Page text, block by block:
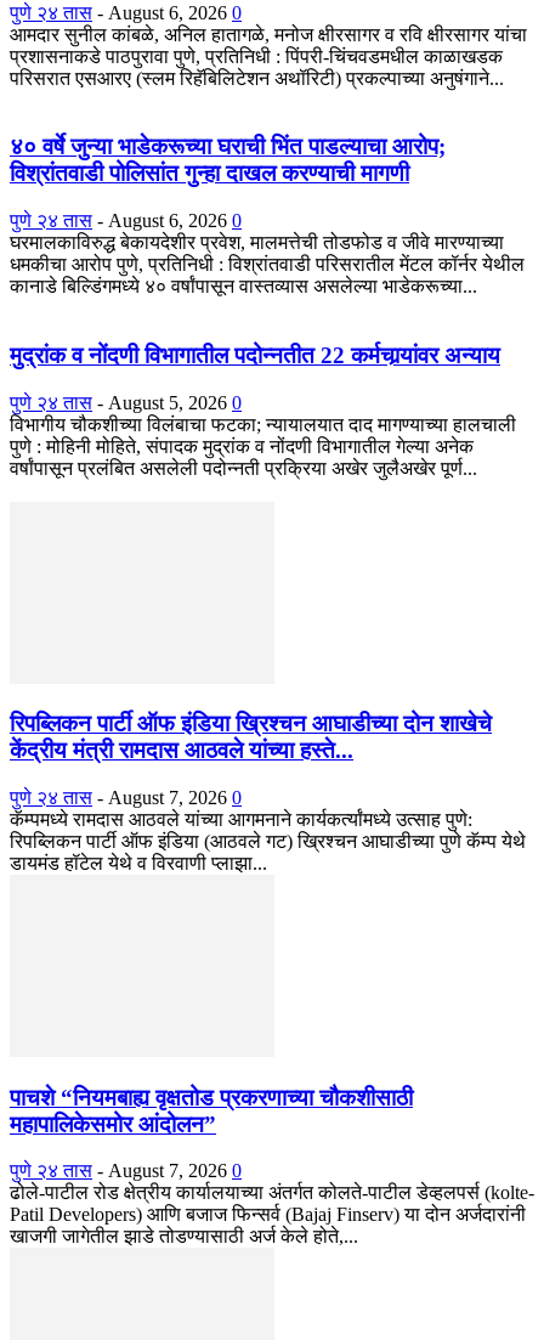
पुणे २४ तास - August 6, 2026 0
आमदार सुनील कांबळे, अनिल हातागळे, मनोज क्षीरसागर व रवि क्षीरसागर यांचा
प्रशासनाकडे पाठपुरावा पुणे, प्रतिनिधी : पिंपरी-चिंचवडमधील काळाखडक
परिसरात एसआरए (स्लम रिहॅबिलिटेशन अथॉरिटी) प्रकल्पाच्या अनुषंगाने...
४० वर्षे जुन्या भाडेकरूच्या घराची भिंत पाडल्याचा आरोप;
विश्रांतवाडी पोलिसांत गुन्हा दाखल करण्याची मागणी
पुणे २४ तास - August 6, 2026 0
घरमालकाविरुद्ध बेकायदेशीर प्रवेश, मालमत्तेची तोडफोड व जीवे मारण्याच्या
धमकीचा आरोप पुणे, प्रतिनिधी : विश्रांतवाडी परिसरातील मेंटल कॉर्नर येथील
कानाडे बिल्डिंगमध्ये ४० वर्षांपासून वास्तव्यास असलेल्या भाडेकरूच्या...
मुद्रांक व नोंदणी विभागातील पदोन्नतीत 22 कर्मचार्‍यांवर अन्याय
पुणे २४ तास - August 5, 2026 0
विभागीय चौकशीच्या विलंबाचा फटका; न्यायालयात दाद मागण्याच्या हालचाली
पुणे : मोहिनी मोहिते, संपादक मुद्रांक व नोंदणी विभागातील गेल्या अनेक
वर्षांपासून प्रलंबित असलेली पदोन्नती प्रक्रिया अखेर जुलैअखेर पूर्ण...
रिपब्लिकन पार्टी ऑफ इंडिया ख्रिश्चन आघाडीच्या दोन शाखेचे
केंद्रीय मंत्री रामदास आठवले यांच्या हस्ते...
पुणे २४ तास - August 7, 2026 0
कॅम्पमध्ये रामदास आठवले यांच्या आगमनाने कार्यकर्त्यांमध्ये उत्साह पुणे:
रिपब्लिकन पार्टी ऑफ इंडिया (आठवले गट) ख्रिश्चन आघाडीच्या पुणे कॅम्प येथे
डायमंड हॉटेल येथे व विरवाणी प्लाझा...
पाचशे “नियमबाह्य वृक्षतोड प्रकरणाच्या चौकशीसाठी
महापालिकेसमोर आंदोलन”
पुणे २४ तास - August 7, 2026 0
ढोले-पाटील रोड क्षेत्रीय कार्यालयाच्या अंतर्गत कोलते-पाटील डेव्हलपर्स (kolte-
Patil Developers) आणि बजाज फिन्सर्व (Bajaj Finserv) या दोन अर्जदारांनी
खाजगी जागेतील झाडे तोडण्यासाठी अर्ज केले होते,...